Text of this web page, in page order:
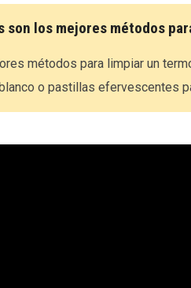
son los mejores métodos
métodos para limpiar un
o pastillas efervescentes